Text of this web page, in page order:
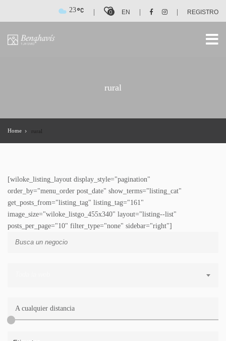
23 0 EN REGISTRO
rural
Home rural
[wiloke_listing_layout display_style="pagination"
order_by="menu_order post_date" show_terms="listing_cat"
get_posts_from="listing_tag" listing_tag="161"
image_size="wiloke_listgo_455x340" layout="listing--list"
posts_per_page="10" filter_type="none" sidebar="right"]
A cualquier distancia